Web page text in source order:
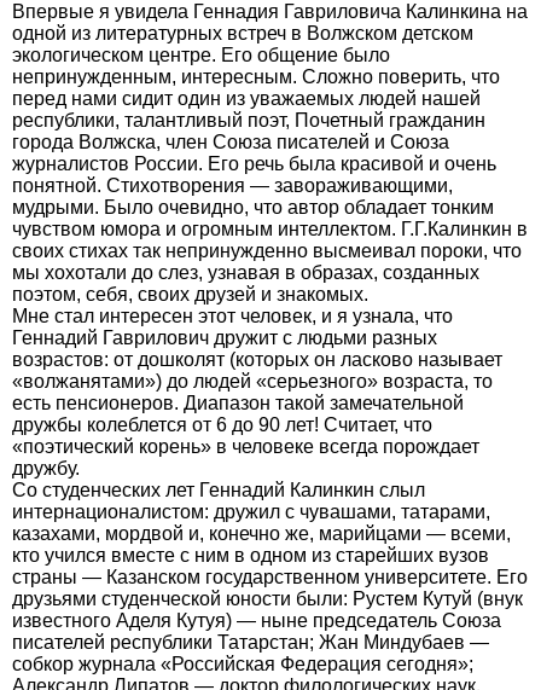
Впервые я увидела Геннадия Гавриловича Калинкина на
одной из литературных встреч в Волжском детском
экологическом центре. Его общение было
непринужденным, интересным. Сложно поверить, что
перед нами сидит один из уважаемых людей нашей
республики, талантливый поэт, Почетный гражданин
города Волжска, член Союза писателей и Союза
журналистов России. Его речь была красивой и очень
понятной. Стихотворения — завораживающими,
мудрыми. Было очевидно, что автор обладает тонким
чувством юмора и огромным интеллектом. Г.Г.Калинкин в
своих стихах так непринужденно высмеивал пороки, что
мы хохотали до слез, узнавая в образах, созданных
поэтом, себя, своих друзей и знакомых.
Мне стал интересен этот человек, и я узнала, что
Геннадий Гаврилович дружит с людьми разных
возрастов: от дошколят (которых он ласково называет
«волжанятами») до людей «серьезного» возраста, то
есть пенсионеров. Диапазон такой замечательной
дружбы колеблется от 6 до 90 лет! Считает, что
«поэтический корень» в человеке всегда порождает
дружбу.
Со студенческих лет Геннадий Калинкин слыл
интернационалистом: дружил с чувашами, татарами,
казахами, мордвой и, конечно же, марийцами — всеми,
кто учился вместе с ним в одном из старейших вузов
страны — Казанском государственном университете. Его
друзьями студенческой юности были: Рустем Кутуй (внук
известного Аделя Кутуя) — ныне председатель Союза
писателей республики Татарстан; Жан Миндубаев —
собкор журнала «Российская Федерация сегодня»;